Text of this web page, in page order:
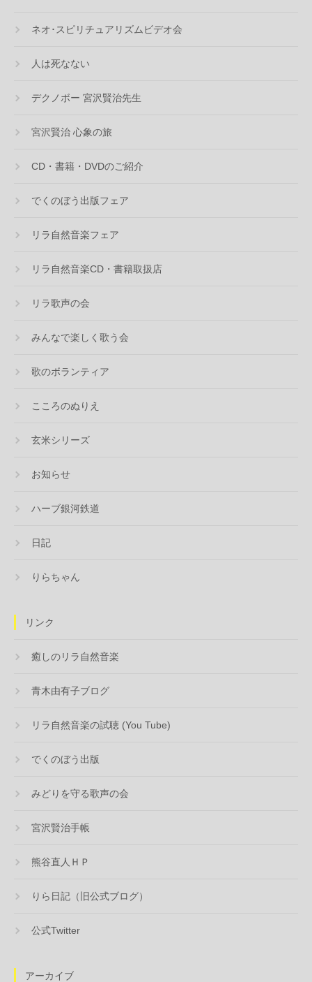
ネオ･スピリチュアリズムビデオ会
人は死なない
デクノボー 宮沢賢治先生
宮沢賢治 心象の旅
CD・書籍・DVDのご紹介
でくのぼう出版フェア
リラ自然音楽フェア
リラ自然音楽CD・書籍取扱店
リラ歌声の会
みんなで楽しく歌う会
歌のボランティア
こころのぬりえ
玄米シリーズ
お知らせ
ハーブ銀河鉄道
日記
りらちゃん
リンク
癒しのリラ自然音楽
青木由有子ブログ
リラ自然音楽の試聴 (You Tube)
でくのぼう出版
みどりを守る歌声の会
宮沢賢治手帳
熊谷直人ＨＰ
りら日記（旧公式ブログ）
公式Twitter
アーカイブ